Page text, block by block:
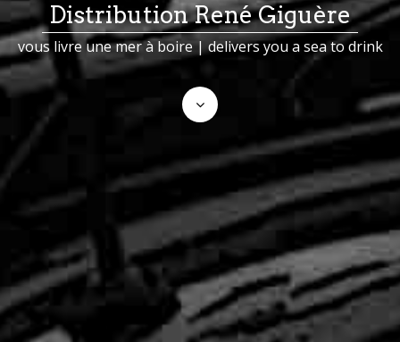
Distribution René Giguère
vous livre une mer à boire | delivers you a sea to drink